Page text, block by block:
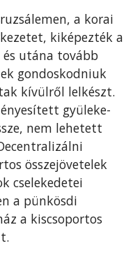
a korai
kiképezték a
utána tovább
gondoskodniuk
kívülről lelkészt.
gyüleke­
nem lehetett
összejövetelek
cselekedetei
a pün­kösdi
a kiscsoportos